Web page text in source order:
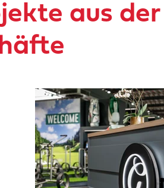
aus